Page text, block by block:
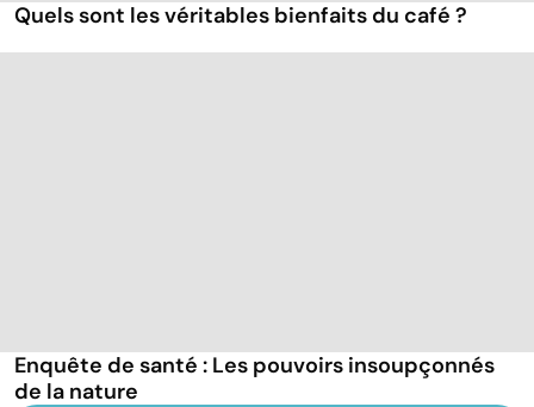
Quels sont les véritables bienfaits du café ?
Enquête de santé : Les pouvoirs insoupçonnés
de la nature